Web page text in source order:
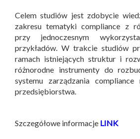
Celem studiów jest zdobycie
zakresu tematyki compliance z
przy jednoczesnym
przykładów. W trakcie studiów
ramach istniejących struktur i
różnorodne instrumenty do
systemu zarządzania
przedsiębiorstwa.
Szczegółowe informacje LINK